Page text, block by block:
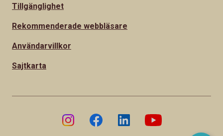
Tillgänglighet
Rekommenderade webbläsare
Användarvillkor
Sajtkarta